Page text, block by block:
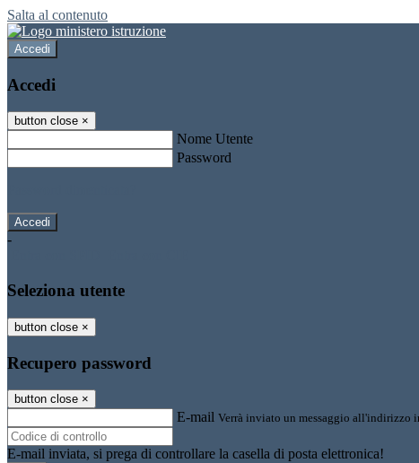
Salta al contenuto
Accedi
Accedi
button close ×
Nome Utente
Password
-
Seleziona utente
button close ×
Recupero password
button close ×
E-mail Verrà inviato un messaggio all'indirizzo
E-mail inviata, si prega di controllare la casella di posta elettronica!